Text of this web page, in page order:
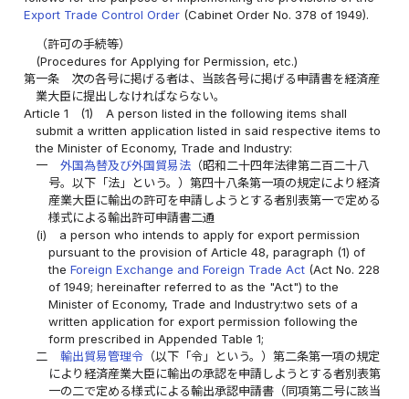
Export Trade Control Order (Cabinet Order No. 378 of 1949).
（許可の手続等）
(Procedures for Applying for Permission, etc.)
第一条
次の各号に掲げる者は、当該各号に掲げる申請書を経済産
業大臣に提出しなければならない。
Article 1
(1)
A person listed in the following items shall
submit a written application listed in said respective items to
the Minister of Economy, Trade and Industry:
一
外国為替及び外国貿易法（昭和二十四年法律第二百二十八
号。以下「法」という。）第四十八条第一項の規定により経済
産業大臣に輸出の許可を申請しようとする者別表第一で定める
様式による輸出許可申請書二通
(i)
a person who intends to apply for export permission
pursuant to the provision of Article 48, paragraph (1) of
the Foreign Exchange and Foreign Trade Act(Act No. 228
of 1949; hereinafter referred to as the "Act") to the
Minister of Economy, Trade and Industry:two sets of a
written application for export permission following the
form prescribed in Appended Table 1;
二
輸出貿易管理令（以下「令」という。）第二条第一項の規定
により経済産業大臣に輸出の承認を申請しようとする者別表第
一の二で定める様式による輸出承認申請書（同項第二号に該当